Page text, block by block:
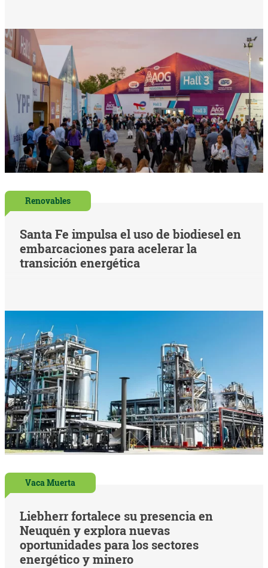
Renovables
Santa Fe impulsa el uso de biodiesel en
embarcaciones para acelerar la
transición energética
Vaca Muerta
Liebherr fortalece su presencia en
Neuquén y explora nuevas
oportunidades para los sectores
energético y minero